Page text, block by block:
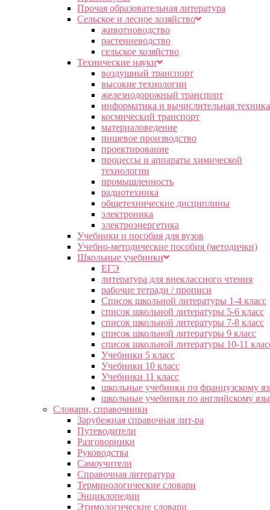
Прочая образовательная литература
Сельское и лесное хозяйство
животноводство
растениеводство
сельское хозяйство
Технические науки
воздушный транспорт
высокие технологии
железнодорожный транспорт
информатика и вычислительная техника
космический транспорт
материаловедение
пищевое производство
проектирование
процессы и аппараты химической
технологии
промышленность
радиотехника
общетехнические дисциплины
электроника
электроэнергетика
Учебники и пособия для вузов
Учебно-методические пособия (методички)
Школьные учебники
ЕГЭ
литература для внеклассного чтения
рабочие тетради / прописи
Список школьной литературы 1-4 класс
список школьной литературы 5-6 класс
список школьной литературы 7-8 класс
список школьной литературы 9 класс
список школьной литературы 10-11
Учебники 5 класс
Учебники 10 класс
Учебники 11 класс
школьные учебники по французскому
школьные учебники по английскому
Словари, справочники
Зарубежная справочная лит-ра
Путеводители
Разговорники
Руководства
Самоучители
Справочная литература
Терминологические словари
Энциклопедии
Этимологические словари